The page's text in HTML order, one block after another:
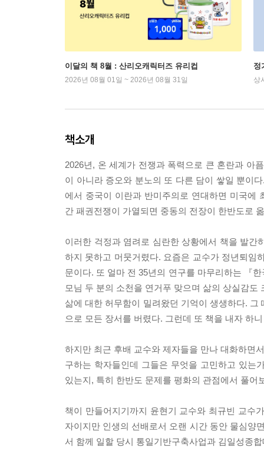
이달의 책 8월 : 산리오캐릭터즈 유리컵
2026년 08월 01일 ~ 2026년 08월 31일
정
상
책소개
2026년, 온 세계가 전쟁과 폭력으로 큰 혼란과 아
이 아니라 증오와 분노의 또 다른 담이 쌓일 뿐이
에서 중국이 이란과 반미주의로 연대하면 미국에
간 패권전쟁이 가열되면 중동의 전장이 한반도로
이러한 걱정과 염려로 심란한 상황에서 책을 발
하지 못하고 머뭇거렸다. 요즘은 교수가 정년퇴임
문이다. 또 얼마 전 35년의 연구를 마무리하는 『
모님 두 분의 소천을 연거푸 맞으며 삶의 상실감
삶에 대한 허무함이 밀려왔던 기억이 생생하다.
으로 모든 장서를 버렸다. 그런데 또 책을 내자 하
하지만 최근 후배 교수와 제자들을 만나 대화하면
구하는 학자들인데 그들은 무엇을 고민하고 있는
있는지, 특히 한반도 문제를 평화의 관점에서 풀
책이 만들어지기까지 윤현기 교수와 최규빈 교수
자이지만 인생의 선배로서 오랜 시간 동안 물심양
서 함께 일할 당시 통일기반구축사업과 김일성종